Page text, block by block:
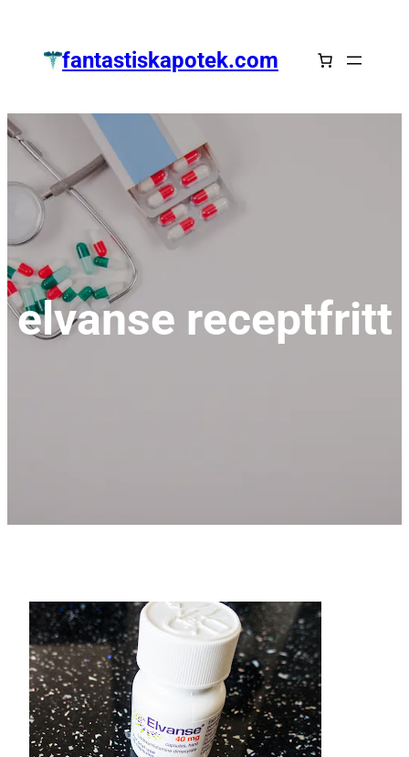
springenfantastiskapotek.com
elvanse receptfritt